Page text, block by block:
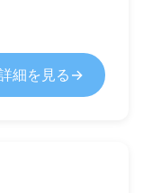
細を見る